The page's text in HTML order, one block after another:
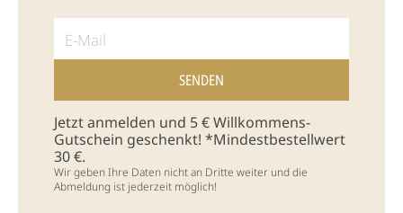
Jetzt anmelden und 5 € Willkommens-
Gutschein geschenkt! *Mindestbestellwert
30 €.
Wir geben Ihre Daten nicht an Dritte weiter und die
Abmeldung ist jederzeit möglich!